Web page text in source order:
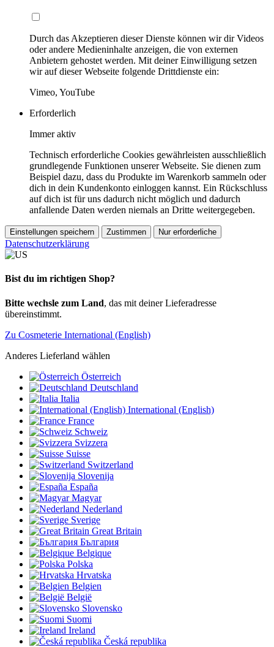
Durch das Akzeptieren dieser Dienste können wir dir Videos
oder andere Medieninhalte anzeigen, die von externen
Anbietern gehostet werden. Mit deiner Einwilligung setzen
wir auf dieser Webseite folgende Drittdienste ein:
Vimeo, YouTube
Erforderlich
Immer aktiv
Technisch erforderliche Cookies gewährleisten ausschließlich
grundlegende Funktionen unserer Webseite. Sie dienen zum
Beispiel dazu, dass du Produkte im Warenkorb sammeln oder
dich in dein Kundenkonto einloggen kannst. Ein Rückschluss
auf dich ist für uns dadurch nicht möglich und dadurch
anfallende Daten werden niemals an Dritte weitergegeben.
Einstellungen speichern Zustimmen Nur erforderliche
Datenschutzerklärung
Bist du im richtigen Shop?
Bitte wechsle zum Land, das mit deiner Lieferadresse
übereinstimmt.
Zu Cosmeterie International (English)
Anderes Lieferland wählen
Österreich
Deutschland
Italia
International (English)
France
Schweiz
Svizzera
Suisse
Switzerland
Slovenija
España
Magyar
Nederland
Sverige
Great Britain
България
Belgique
Polska
Hrvatska
Belgien
België
Slovensko
Suomi
Ireland
Česká republika